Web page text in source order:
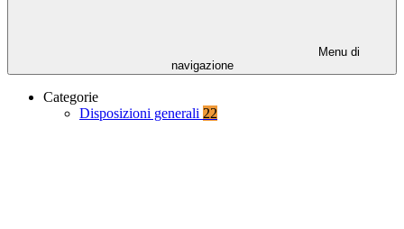
Menu di
navigazione
Categorie
Disposizioni generali 22